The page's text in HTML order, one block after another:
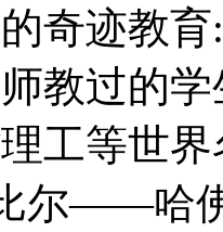
的奇迹教
教过的
工等世
尔——哈